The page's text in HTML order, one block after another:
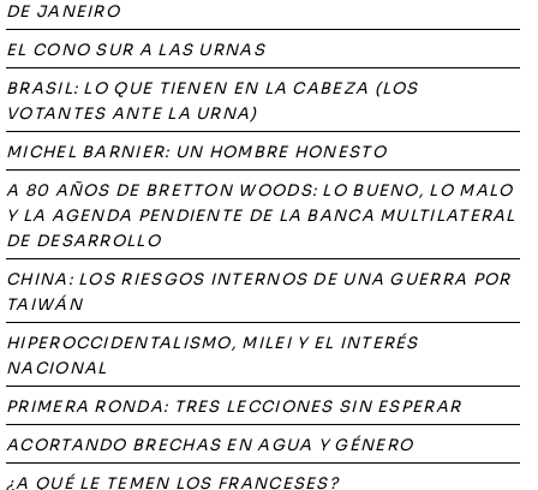
DE JANEIRO
EL CONO SUR A LAS URNAS
BRASIL: LO QUE TIENEN EN LA CABEZA (LOS
VOTANTES ANTE LA URNA)
MICHEL BARNIER: UN HOMBRE HONESTO
A 80 AÑOS DE BRETTON WOODS: LO BUENO, LO MALO
Y LA AGENDA PENDIENTE DE LA BANCA MULTILATERAL
DE DESARROLLO
CHINA: LOS RIESGOS INTERNOS DE UNA GUERRA POR
TAIWÁN
HIPEROCCIDENTALISMO, MILEI Y EL INTERÉS
NACIONAL
PRIMERA RONDA: TRES LECCIONES SIN ESPERAR
ACORTANDO BRECHAS EN AGUA Y GÉNERO
¿A QUÉ LE TEMEN LOS FRANCESES?